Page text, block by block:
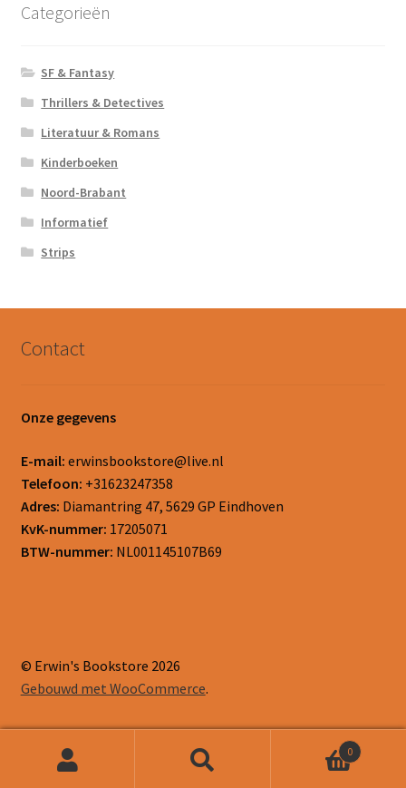
Categorieën
SF & Fantasy
Thrillers & Detectives
Literatuur & Romans
Kinderboeken
Noord-Brabant
Informatief
Strips
Contact
Onze gegevens
E-mail: erwinsbookstore@live.nl
Telefoon: +31623247358
Adres: Diamantring 47, 5629 GP Eindhoven
KvK-nummer: 17205071
BTW-nummer: NL001145107B69
© Erwin's Bookstore 2026
Gebouwd met WooCommerce.
0